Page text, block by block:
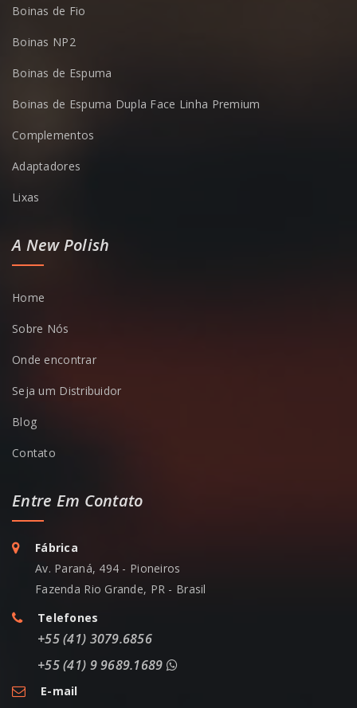
Boinas de Fio
Boinas NP2
Boinas de Espuma
Boinas de Espuma Dupla Face Linha Premium
Complementos
Adaptadores
Lixas
A New Polish
Home
Sobre Nós
Onde encontrar
Seja um Distribuidor
Blog
Contato
Entre Em Contato
Fábrica
Av. Paraná, 494 - Pioneiros
Fazenda Rio Grande, PR - Brasil
Telefones
+55 (41) 3079.6856
+55 (41) 9 9689.1689
E-mail